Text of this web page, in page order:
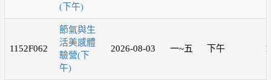
(下午)
1152F062
節氣與生
活美感體
驗營(下
午)
2026-08-03 一~五 下午